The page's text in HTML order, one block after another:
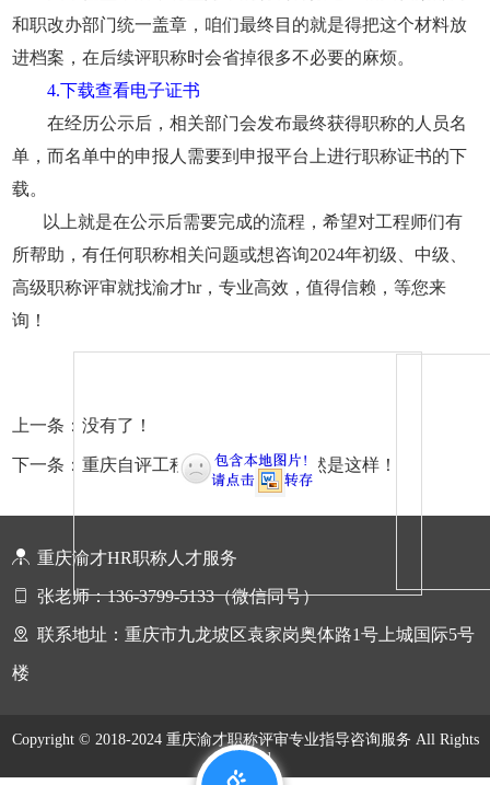
和职改办部门统一盖章，咱们最终目的就是得把这个材料放
进档案，在后续评职称时会省掉很多不必要的麻烦。
4.下载查看电子证书
在经历公示后，相关部门会发布最终获得职称的人员名
单，而名单中的申报人需要到申报平台上进行职称证书的下
载。
以上就是在公示后需要完成的流程，希望对工程师们有
所帮助，有任何职称相关问题或想咨询2024年初级、中级、
高级职称评审就找渝才hr，专业高效，值得信赖，等您来
询！
上一条：没有了！
下一条：重庆自评工程师职称通过率竟然是这样！
重庆渝才HR职称人才服务
张老师：136-3799-5133（微信同号）
联系地址：重庆市九龙坡区袁家岗奥体路1号上城国际5号
楼
Copyright © 2018-2024 重庆渝才职称评审专业指导咨询服务 All Rights
Reserved.